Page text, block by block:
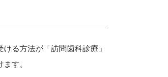
る方法が「訪問歯科診療」
す。